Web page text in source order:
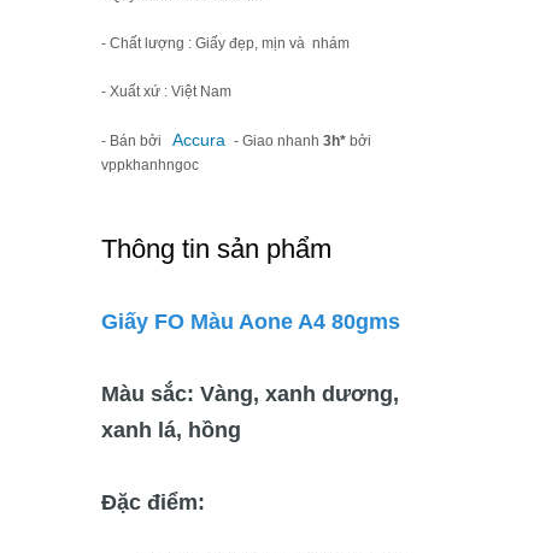
- Chất lượng : Giấy đẹp, mịn và nhám
- Xuất xứ : Việt Nam
- Bán bởi Accura - Giao nhanh 3h* bởi
vppkhanhngoc
Thông tin sản phẩm
Giấy FO Màu Aone A4 80gms
Màu sắc: Vàng, xanh dương,
xanh lá, hồng
Đặc điểm: